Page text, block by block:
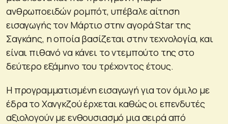
ανθρωποειδών ρομπότ, υπέβαλε αίτηση
εισαγωγής τον Μάρτιο στην αγορά Star της
Σαγκάης, η οποία βασίζεται στην τεχνολογία, και
είναι πιθανό να κάνει το ντεμπούτο της στο
δεύτερο εξάμηνο του τρέχοντος έτους.
Η προγραμματισμένη εισαγωγή για τον όμιλο με
έδρα το Χανγκζού έρχεται καθώς οι επενδυτές
αξιολογούν με ενθουσιασμό μια σειρά από